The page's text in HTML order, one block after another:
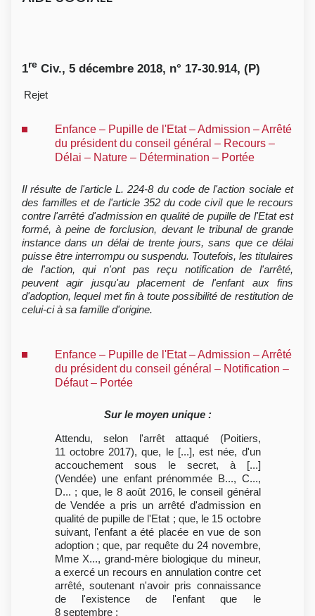
1re Civ., 5 décembre 2018, n° 17-30.914, (P)
Rejet
Enfance – Pupille de l'Etat – Admission – Arrêté
du président du conseil général – Recours –
Délai – Nature – Détermination – Portée
Il résulte de l'article L. 224-8 du code de l'action sociale et
des familles et de l'article 352 du code civil que le recours
contre l'arrêté d'admission en qualité de pupille de l'Etat est
formé, à peine de forclusion, devant le tribunal de grande
instance dans un délai de trente jours, sans que ce délai
puisse être interrompu ou suspendu. Toutefois, les titulaires
de l'action, qui n'ont pas reçu notification de l'arrêté,
peuvent agir jusqu'au placement de l'enfant aux fins
d'adoption, lequel met fin à toute possibilité de restitution de
celui-ci à sa famille d'origine.
Enfance – Pupille de l'Etat – Admission – Arrêté
du président du conseil général – Notification –
Défaut – Portée
Sur le moyen unique :
Attendu, selon l'arrêt attaqué (Poitiers,
11 octobre 2017), que, le [...], est née, d'un
accouchement sous le secret, à [...]
(Vendée) une enfant prénommée B..., C...,
D... ; que, le 8 août 2016, le conseil général
de Vendée a pris un arrêté d'admission en
qualité de pupille de l'Etat ; que, le 15 octobre
suivant, l'enfant a été placée en vue de son
adoption ; que, par requête du 24 novembre,
Mme X..., grand-mère biologique du mineur,
a exercé un recours en annulation contre cet
arrêté, soutenant n'avoir pris connaissance
de l'existence de l'enfant que le
8 septembre ;